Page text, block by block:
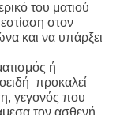
του ματιού
στον
και να υπάρξει
ή
προκαλεί
γεγονός που
τον ασθενή